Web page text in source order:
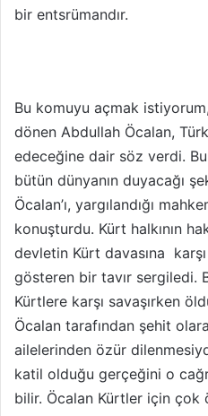
bir entsrümandır.
Bu komuyu açmak
dönen Abdullah Öcalan,
edeceğine dair söz verdi.
bütün dünyanın duyacağı
Öcalan’ı, yargılandığı
konuşturdu. Kürt halkının
devletin Kürt davasına
gösteren bir tavır sergiledi.
Kürtlere karşı savaşırken
Öcalan tarafından şehit
ailelerinden özür
katil olduğu gerçeğini o
bilir. Öcalan Kürtler için çok